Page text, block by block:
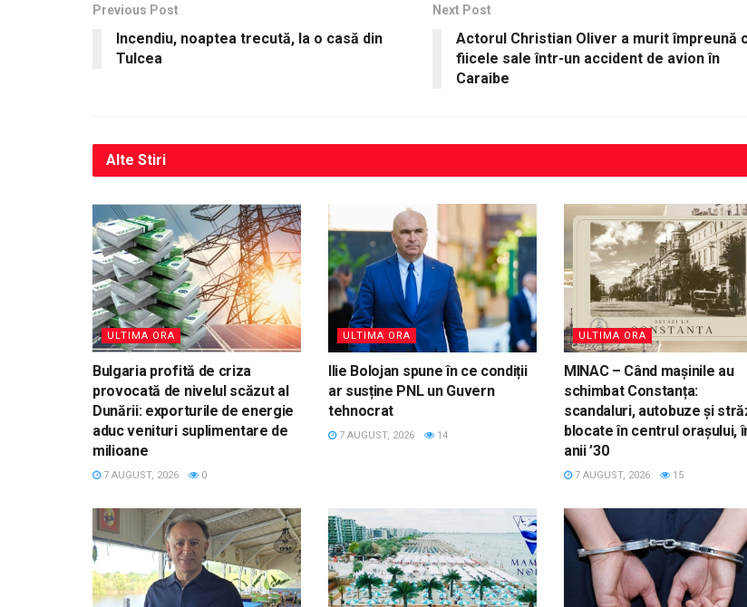
Previous Post
Incendiu, noaptea trecută, la o casă din
Tulcea
Next Post
Actorul Christian Oliver a murit împreună
fiicele sale într-un accident de avion în
Caraibe
Alte Stiri
ULTIMA ORA
Bulgaria profită de criza
provocată de nivelul scăzut al
Dunării: exporturile de energie
aduc venituri suplimentare de
milioane
7 AUGUST, 2026 0
ULTIMA ORA
Ilie Bolojan spune în ce condiții
ar susține PNL un Guvern
tehnocrat
7 AUGUST, 2026 14
ULTIMA ORA
MINAC – Când mașinile au
schimbat Constanța:
scandaluri, autobuze și
blocate în centrul orașului,
anii ’30
7 AUGUST, 2026 15